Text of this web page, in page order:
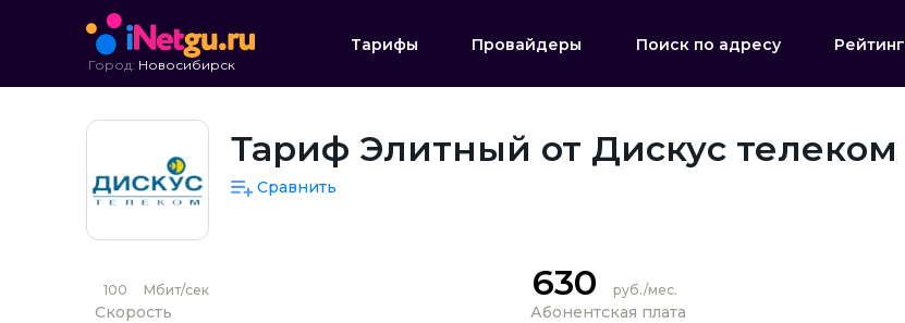
Город: Новосибирск
Тарифы Провайдеры Поиск по адресу Рейтинг
Тариф Элитный от Дискус телеком
Сравнить
100 Мбит/сек
Скорость
630 руб./мес.
Абонентская плата